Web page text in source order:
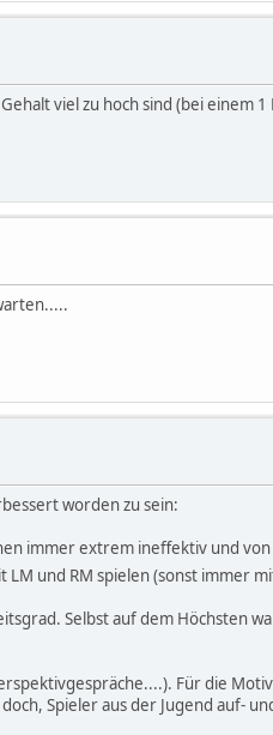
viel zu hoch sind (bei
worden zu sein:
immer extrem ineffektiv und
und RM spielen (sonst immer
Selbst auf dem Höchsten
Für die
Spieler aus der Jugend auf-